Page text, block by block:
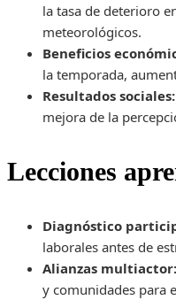
la tasa de deterioro
meteorológicos.
Beneficios
la temporada,
Resultados sociales:
mejora de la
Lecciones
Diagnóstico
laborales antes de
Alianzas multiactor:
y comunidades para